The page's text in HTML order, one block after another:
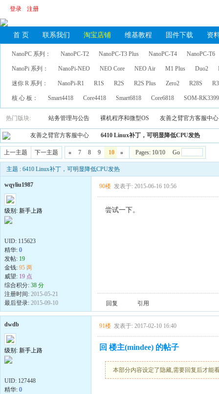
登录 注册
首 页 联系我们 淘宝店铺 维基教程 固件下载 资
NanoPC 系列： NanoPC-T2 NanoPC-T3 Plus NanoPC-T4 NanoPC-T6
NanoPi 系列： NanoPi-NEO NEO Core NEO Air M1 Plus Duo2
迷你 R 系列： NanoPi-R1 R1S R2S R2S Plus Zero2 R28S
核 心 板： Smart4418 Core4418 Smart6818 Core6818 SOM-
热门版块: 站务管理与公告 裸机程序和微型OS 友善之臂官方客服中心
友善之臂官方客服中心 6410 Linux补丁，可明显降低CPU发热
上一主题 下一主题 « 7 8 9 10 » Pages: 10/10 Go
主题 : 6410 Linux补丁，可明显降低CPU发热
wqyliu1987
级别: 新手上路
UID: 115623
精华: 0
发帖: 19
金钱: 95 两
威望: 19 点
综合积分: 38 分
注册时间: 2015-05-21
最后登录: 2015-09-10
90楼 发表于: 2015-06-16 10:56
尝试一下。
回复 引用
dwdb
级别: 新手上路
UID: 127448
精华: 0
91楼 发表于: 2017-02-10 16:40
回 楼主(mindee) 的帖子
本部分内容设定了隐藏,需要回复后才能